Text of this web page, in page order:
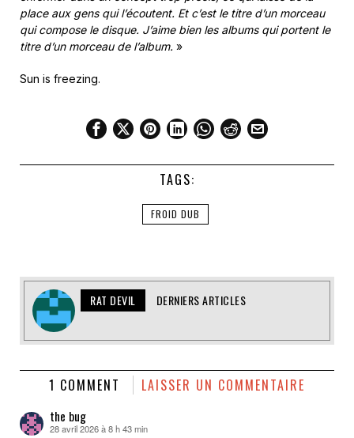
place aux gens qui l’écoutent. Et c’est le titre d’un morceau
qui compose le disque. J’aime bien les albums qui portent le
titre d’un morceau de l’album. »
Sun is freezing.
TAGS:
FROID DUB
RAT DEVIL DERNIERS ARTICLES
1 COMMENT LAISSER UN COMMENTAIRE
the bug
dit :
28 avril 2026 à 8 h 43 min